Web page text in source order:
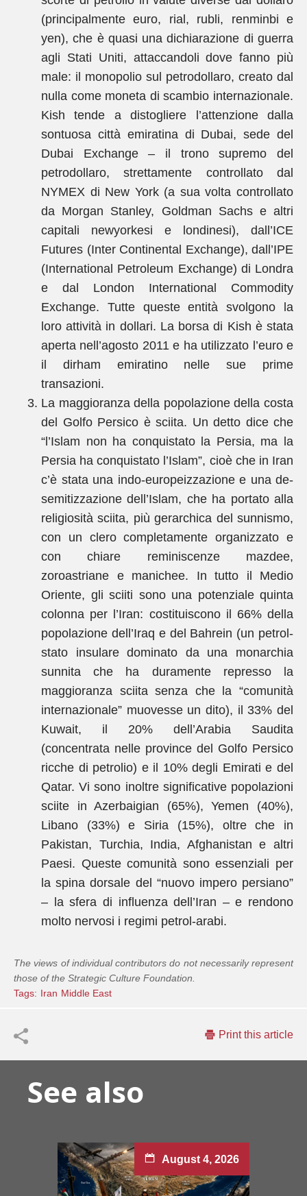
(principalmente euro, rial, rubli, renminbi e
yen), che è quasi una dichiarazione di guerra
agli Stati Uniti, attaccandoli dove fanno più
male: il monopolio sul petrodollaro, creato dal
nulla come moneta di scambio internazionale.
Kish tende a distogliere l’attenzione dalla
sontuosa città emiratina di Dubai, sede del
Dubai Exchange – il trono supremo del
petrodollaro, strettamente controllato dal
NYMEX di New York (a sua volta controllato
da Morgan Stanley, Goldman Sachs e altri
capitali newyorkesi e londinesi), dall’ICE
Futures (Inter Continental Exchange), dall’IPE
(International Petroleum Exchange) di Londra
e dal London International Commodity
Exchange. Tutte queste entità svolgono la
loro attività in dollari. La borsa di Kish è stata
aperta nell’agosto 2011 e ha utilizzato l’euro e
il dirham emiratino nelle sue prime
transazioni.
La maggioranza della popolazione della costa
del Golfo Persico è sciita. Un detto dice che
“l’Islam non ha conquistato la Persia, ma la
Persia ha conquistato l’Islam”, cioè che in Iran
c’è stata una indo-europeizzazione e una de-
semitizzazione dell’Islam, che ha portato alla
religiosità sciita, più gerarchica del sunnismo,
con un clero completamente organizzato e
con chiare reminiscenze mazdee,
zoroastriane e manichee. In tutto il Medio
Oriente, gli sciiti sono una potenziale quinta
colonna per l’Iran: costituiscono il 66% della
popolazione dell’Iraq e del Bahrein (un petrol-
stato insulare dominato da una monarchia
sunnita che ha duramente represso la
maggioranza sciita senza che la “comunità
internazionale” muovesse un dito), il 33% del
Kuwait, il 20% dell’Arabia Saudita
(concentrata nelle province del Golfo Persico
ricche di petrolio) e il 10% degli Emirati e del
Qatar. Vi sono inoltre significative popolazioni
sciite in Azerbaigian (65%), Yemen (40%),
Libano (33%) e Siria (15%), oltre che in
Pakistan, Turchia, India, Afghanistan e altri
Paesi. Queste comunità sono essenziali per
la spina dorsale del “nuovo impero persiano”
– la sfera di influenza dell’Iran – e rendono
molto nervosi i regimi petrol-arabi.
The views of individual contributors do not necessarily represent
those of the Strategic Culture Foundation.
Tags: Iran Middle East
Print this article
See also
August 4, 2026